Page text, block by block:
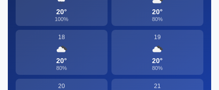
20°
100%
20°
80%
18
20°
80%
19
20°
80%
20 21